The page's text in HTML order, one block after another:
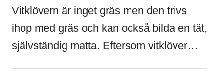
Vitklövern är inget gräs men den trivs
ihop med gräs och kan också bilda en tät,
självständig matta. Eftersom vitklöver…